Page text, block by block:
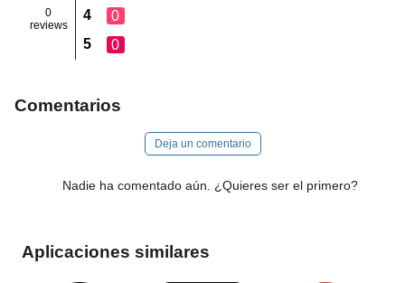
0
reviews
4
0
5
0
Comentarios
Deja un comentario
Nadie ha comentado aún. ¿Quieres ser el primero?
Aplicaciones similares